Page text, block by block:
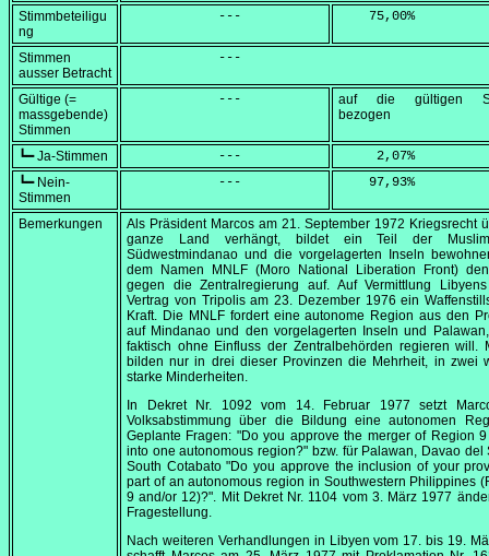
Stimmbeteiligu
ng
            ---
    75,00
%
Stimmen
ausser Betracht
            ---
Gültige (=
massgebende)
Stimmen
            ---
auf die gültigen
bezogen
┗━ Ja-Stimmen
            ---
     2,07
%
┗━ Nein-
Stimmen
            ---
    97,93
%
Bemerkungen Als Präsident Marcos am 21. September 1972 Kriegsrecht
ganze Land verhängt, bildet ein Teil der
Südwestmindanao und die vorgelagerten Inseln
dem Namen MNLF (Moro National Liberation Front)
gegen die Zentralregierung auf. Auf Vermittlung
Vertrag von Tripolis am23. Dezember 1976 ein
Kraft. Die MNLF fordert eine autonome Region aus den
auf Mindanao und den vorgelagerten Inseln und
faktisch ohne Einfluss der Zentralbehörden regieren will.
bilden nur in drei dieser Provinzen die Mehrheit, in zwei
starke Minderheiten.
In Dekret Nr. 1092 vom
14. Februar 1977 setzt
Volksabstimmung über die Bildung eine autonomen
Geplante Fragen: "Do you approve the merger of Region
into one autonomous region?" bzw. für Palawan, Davao del
South Cotabato"Do you approve the inclusion of your
part of an autonomous region in Southwestern Philippines
9 and/or 12)?". Mit Dekret Nr. 1104 vom 3. März 1977
Fragestellung.
Nach weiteren Verhandlungen in Libyen vom 17. bis 19.